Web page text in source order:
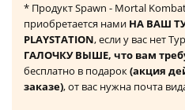
* Продукт Spawn - Mortal
приобретается нами НА ВАШ
PLAYSTATION, если у вас нет
ГАЛОЧКУ ВЫШЕ, что вам
бесплатно в подарок(акция
заказе), от вас нужна почта